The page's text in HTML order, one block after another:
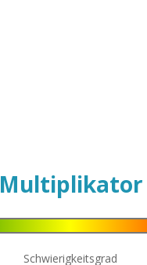
Multiplikator
Schwierigkeitsgrad